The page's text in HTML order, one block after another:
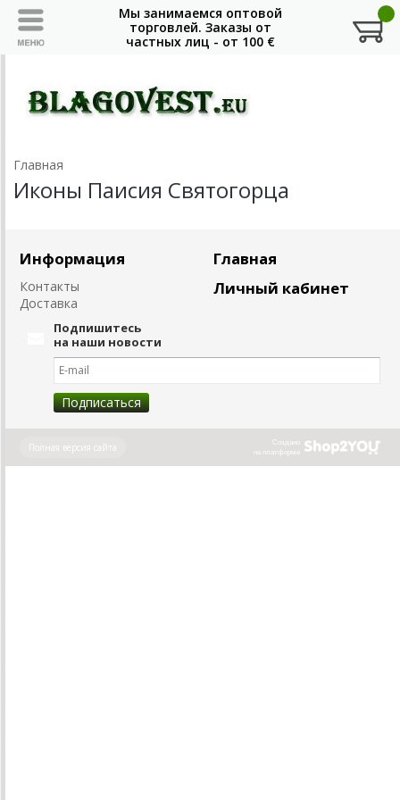
Главная
Иконы Паисия Святогорца
Информация
Контакты
Доставка
Главная
Личный кабинет
Подпишитесь
на наши новости
Создано
на платформе
Полная версия сайта